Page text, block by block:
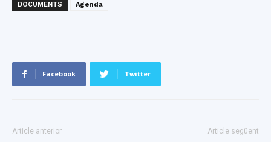
DOCUMENTS Agenda
Facebook Twitter
Article anterior Article següent